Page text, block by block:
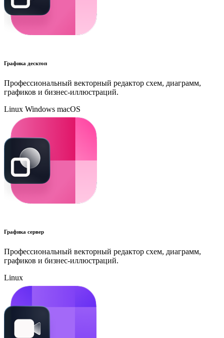
Графика десктоп
Профессиональный векторный редактор схем, диаграмм,
графиков и бизнес-иллюстраций.
Linux Windows macOS
Графика сервер
Профессиональный векторный редактор схем, диаграмм,
графиков и бизнес-иллюстраций.
Linux